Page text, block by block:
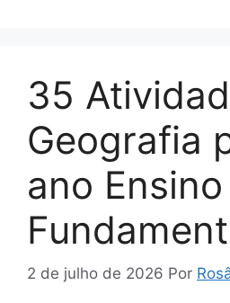
35
Geografia
ano Ensino
2 de julho de 2026 Por